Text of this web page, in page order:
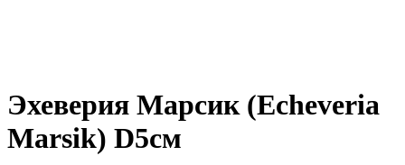
Эхеверия Марсик (Echeveria
Marsik) D5см